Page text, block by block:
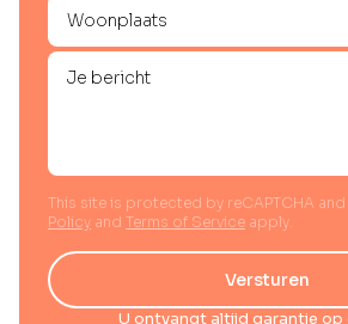
This site is protected by reCAPTCHA
Policy and Terms of Service apply.
Versturen
U ontvangt altijd garantie op